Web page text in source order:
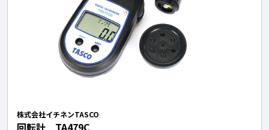
株式会社イチネンTASCO
回転計 TA479C